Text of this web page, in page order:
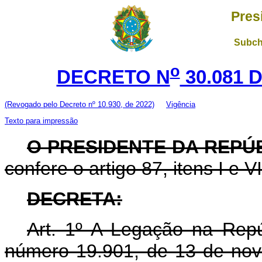
DECRETO No30.081
(Revogado pelo Decreto nº 10.930, de 2022)
Vigência
Texto para impressão
O PRESIDENTE DA
confere o artigo 87, itens I e
DECRETA:
Art. 1º A Legação na
número 19.901, de 13 de